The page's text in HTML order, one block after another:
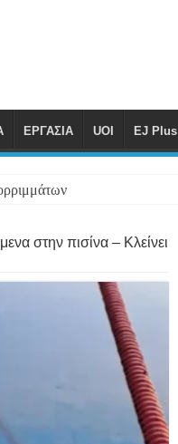
ΕΡΓΑΣΙΑ UOI EJ Plus
στην πισίνα – Κλείνει